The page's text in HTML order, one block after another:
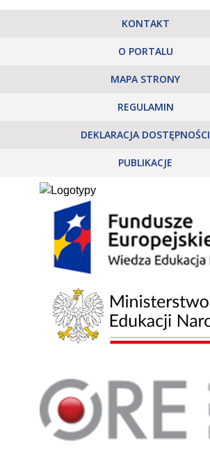
KONTAKT
O PORTALU
MAPA STRONY
REGULAMIN
DEKLARACJA DOSTĘPNOŚCI
PUBLIKACJE